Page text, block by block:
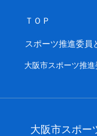
ＴＯＰ
スポーツ推進委員
大阪市スポーツ推進
大阪市スポー